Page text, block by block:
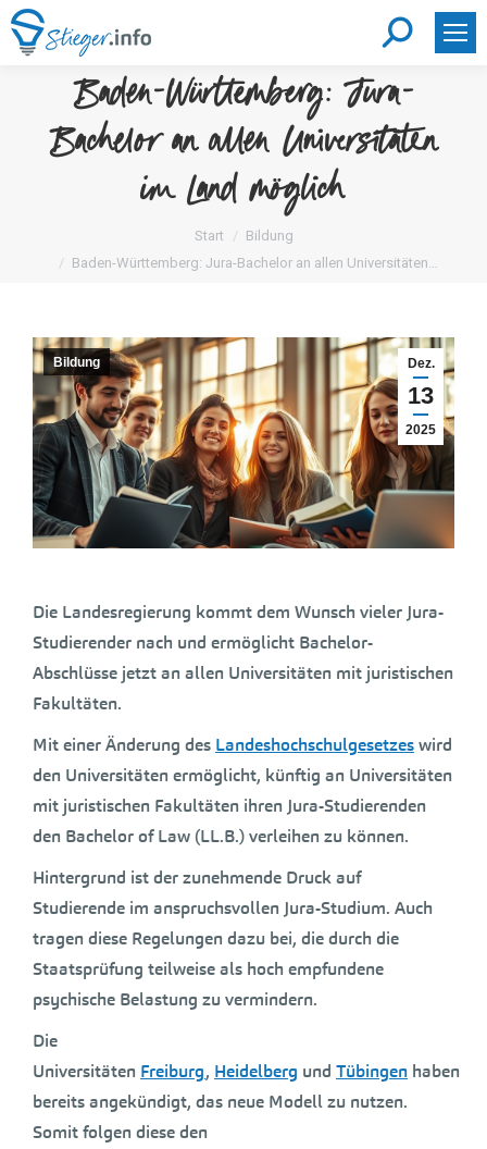
Search:
Baden-Württemberg: Jura-
Bachelor an allen Universitäten
im Land möglich
Sie befinden sich hier:Start
Bildung
Baden-Württemberg: Jura-Bachelor an allen Universitäten…
Dez.
13
2025
Bildung
Die Landesregierung kommt dem Wunsch vieler Jura-
Studierender nach und ermöglicht Bachelor-
Abschlüsse jetzt an allen Universitäten mit juristischen
Fakultäten.
Mit einer Änderung des Landeshochschulgesetzeswird
den Universitäten ermöglicht, künftig an Universitäten
mit juristischen Fakultäten ihren Jura-Studierenden
den Bachelor of Law (LL.B.) verleihen zu können.
Hintergrund ist der zunehmende Druck auf
Studierende im anspruchsvollen Jura-Studium. Auch
tragen diese Regelungen dazu bei, die durch die
Staatsprüfung teilweise als hoch empfundene
psychische Belastung zu vermindern.
Die
Universitäten Freiburg, Heidelberg und Tübingen haben
bereits angekündigt, das neue Modell zu nutzen.
Somit folgen diese den